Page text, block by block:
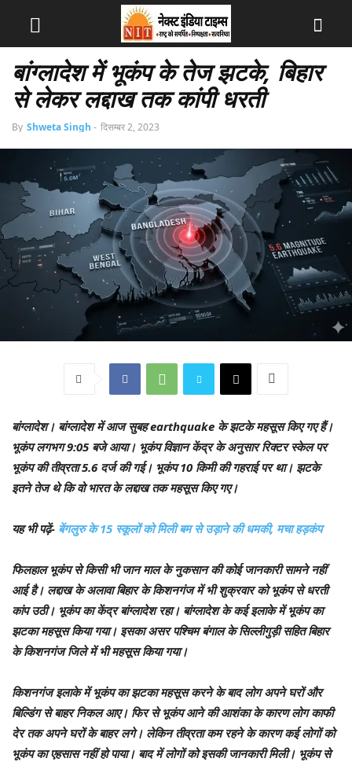
बांग्लादेश में भूकंप के तेज झटके, बिहार
से लेकर लद्दाख तक कांपी धरती
By Shweta Singh - दिसम्बर 2, 2023
बांग्लादेश। बांग्लादेश में आज सुबह earthquake के झटके महसूस किए गए हैं।
भूकंप लगभग 9:05 बजे आया। भूकंप विज्ञान केंद्र के अनुसार रिक्टर स्केल पर
भूकंप की तीव्रता 5.6 दर्ज की गई। भूकंप 10 किमी की गहराई पर था। झटके
इतने तेज थे कि वो भारत के लद्दाख तक महसूस किए गए।
यह भी पढ़ें- बेंगलुरु के 15 स्कूलों को मिली बम से उड़ाने की धमकी, मचा हड़कंप
फिलहाल भूकंप से किसी भी जान माल के नुकसान की कोई जानकारी सामने नहीं
आई है। लद्दाख के अलावा बिहार के किशनगंज में भी शुक्रवार को भूकंप से धरती
कांप उठी। भूकंप का केंद्र बांग्लादेश रहा। बांग्लादेश के कई इलाके में भूकंप का
झटका महसूस किया गया। इसका असर पश्चिम बंगाल के सिल्लीगुड़ी सहित बिहार
के किशनगंज जिले में भी महसूस किया गया।
किशनगंज इलाके में भूकंप का झटका महसूस करने के बाद लोग अपने घरों और
बिल्डिंग से बाहर निकल आए। फिर से भूकंप आने की आशंका के कारण लोग काफी
देर तक अपने घरों के बाहर लगे। लेकिन तीव्रता कम रहने के कारण कई लोगों को
भूकंप का एहसास नहीं हो पाया। बाद में लोगों को इसकी जानकारी मिली। भूकंप से